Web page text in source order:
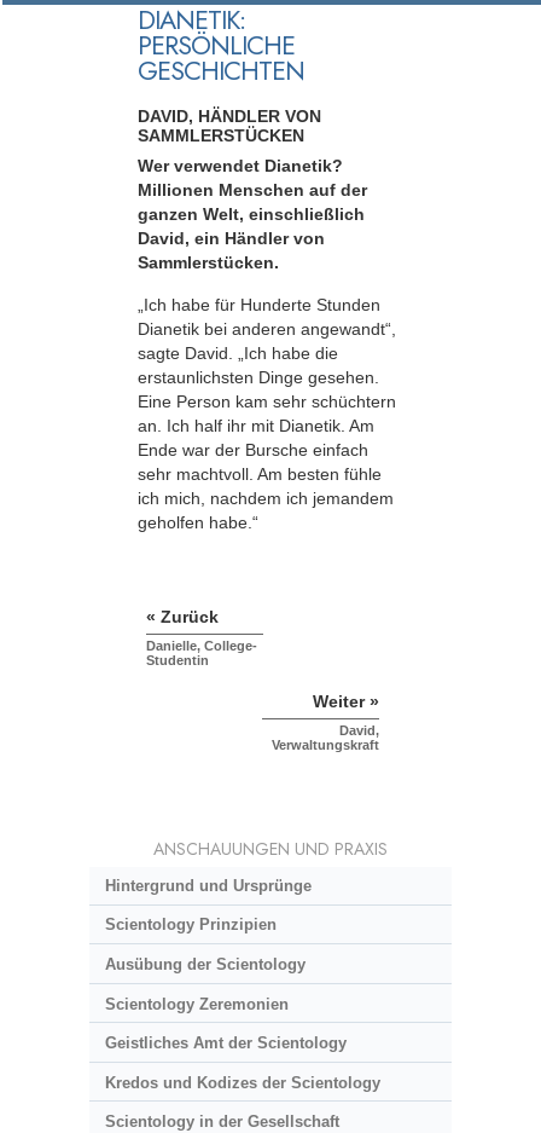
DIANETIK:
PERSÖNLICHE
GESCHICHTEN
DAVID, HÄNDLER VON
SAMMLERSTÜCKEN
Wer verwendet Dianetik?
Millionen Menschen auf der
ganzen Welt, einschließlich
David, ein Händler von
Sammlerstücken.
„Ich habe für Hunderte Stunden
Dianetik bei anderen angewandt“,
sagte David. „Ich habe die
erstaunlichsten Dinge gesehen.
Eine Person kam sehr schüchtern
an. Ich half ihr mit Dianetik. Am
Ende war der Bursche einfach
sehr machtvoll. Am besten fühle
ich mich, nachdem ich jemandem
geholfen habe.“
« Zurück
Danielle, College-
Studentin
Weiter »
David,
Verwaltungskraft
ANSCHAUUNGEN UND PRAXIS
Hintergrund und Ursprünge
Scientology Prinzipien
Ausübung der Scientology
Scientology Zeremonien
Geistliches Amt der Scientology
Kredos und Kodizes der Scientology
Scientology in der Gesellschaft